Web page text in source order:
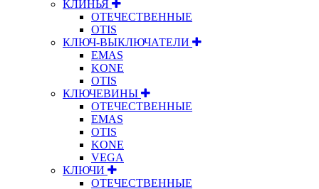
КЛИНЬЯ
ОТЕЧЕСТВЕННЫЕ
OTIS
КЛЮЧ-ВЫКЛЮЧАТЕЛИ
EMAS
KONE
OTIS
КЛЮЧЕВИНЫ
ОТЕЧЕСТВЕННЫЕ
EMAS
OTIS
KONE
VEGA
КЛЮЧИ
ОТЕЧЕСТВЕННЫЕ